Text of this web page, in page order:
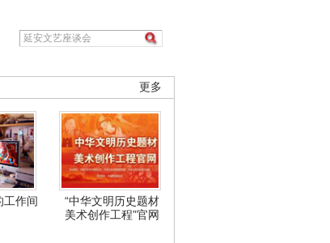
更多
工作间
“中华文明历史题材
美术创作工程”官网